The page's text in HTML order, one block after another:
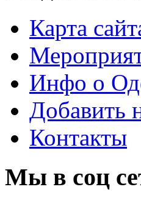
Карта
Инфо о
Добавить
Контакты
Мы в соц